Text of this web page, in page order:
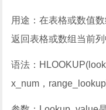
用途：在表格或数值
返回表格或数组当前列
语法：
x_num，